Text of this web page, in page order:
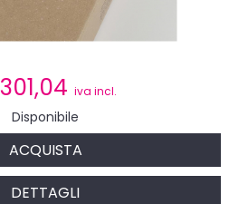
301,04 iva incl.
Disponibile
ACQUISTA
DETTAGLI